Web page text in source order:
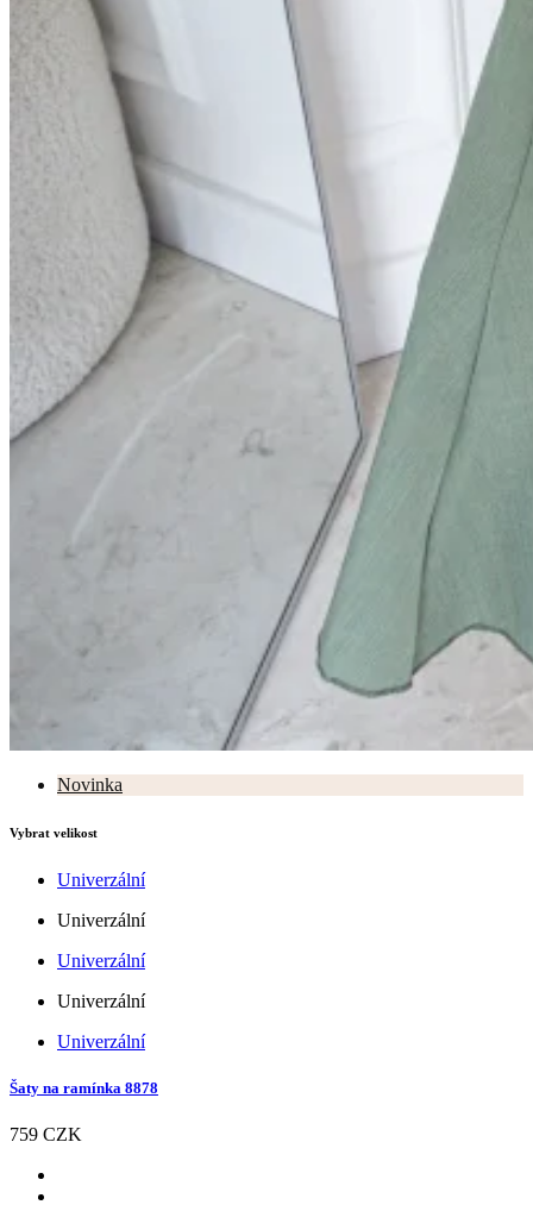
Novinka
Vybrat velikost
Univerzální
Univerzální
Univerzální
Univerzální
Univerzální
Šaty na ramínka 8878
759 CZK